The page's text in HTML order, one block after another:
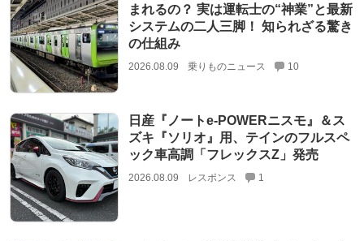
まれるの？ 実は運転士の“神業”と最新
システムの二人三脚！ 知られざる驚き
の仕組み
2026.08.09 乗りものニュース 10
日産『ノートe-POWERニスモ』＆ス
ズキ『ソリオ』用、テインのフルスペ
ック車高調「フレックスZ」発売
2026.08.09 レスポンス 1